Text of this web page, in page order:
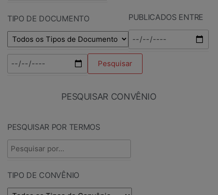
TIPO DE DOCUMENTO PUBLICADOS ENTRE
PESQUISAR CONVÊNIO
PESQUISAR POR TERMOS
TIPO DE CONVÊNIO